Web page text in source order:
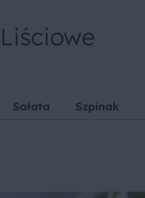
Liściowe
Sałata Szpinak